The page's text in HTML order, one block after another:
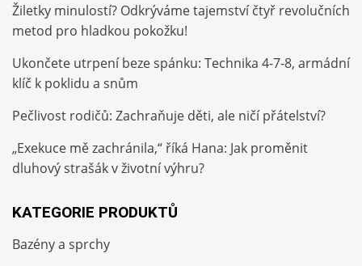
Žiletky minulostí? Odkrýváme tajemství čtyř revolučních
metod pro hladkou pokožku!
Ukončete utrpení beze spánku: Technika 4-7-8, armádní
klíč k poklidu a snům
Pečlivost rodičů: Zachraňuje děti, ale ničí přátelství?
„Exekuce mě zachránila,“ říká Hana: Jak proměnit
dluhový strašák v životní výhru?
KATEGORIE PRODUKTŮ
Bazény a sprchy